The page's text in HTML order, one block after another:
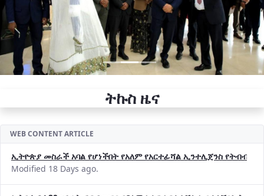
ትኩስ ዜና
WEB CONTENT ARTICLE
ኢትዮጵያ መስራች አባል የሆነችበት የአለም የአርተፊሻል ኢንተሊጀንስ የትብብር
Modified 18 Days ago.